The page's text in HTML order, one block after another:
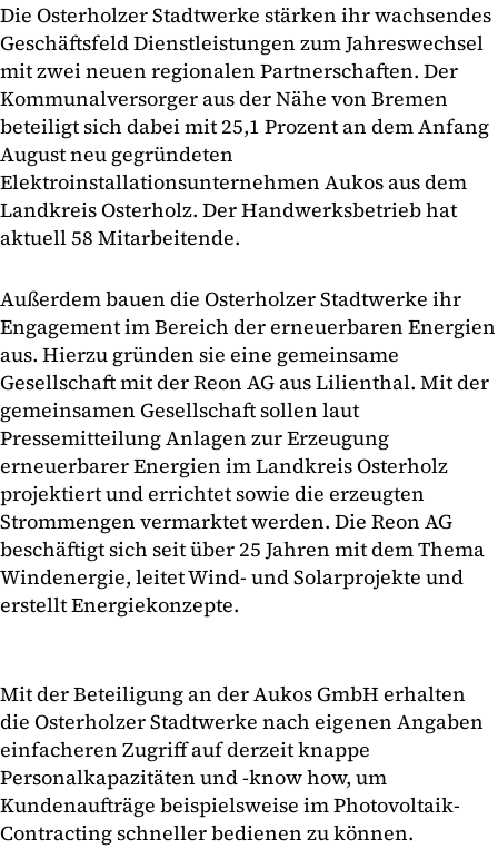
Die Osterholzer Stadtwerke stärken ihr wachsendes
Geschäftsfeld Dienstleistungen zum Jahreswechsel
mit zwei neuen regionalen Partnerschaften. Der
Kommunalversorger aus der Nähe von Bremen
beteiligt sich dabei mit 25,1 Prozent an dem Anfang
August neu gegründeten
Elektroinstallationsunternehmen Aukos aus dem
Landkreis Osterholz. Der Handwerksbetrieb hat
aktuell 58 Mitarbeitende.
Außerdem bauen die Osterholzer Stadtwerke ihr
Engagement im Bereich der erneuerbaren Energien
aus. Hierzu gründen sie eine gemeinsame
Gesellschaft mit der Reon AG aus Lilienthal. Mit der
gemeinsamen Gesellschaft sollen laut
Pressemitteilung Anlagen zur Erzeugung
erneuerbarer Energien im Landkreis Osterholz
projektiert und errichtet sowie die erzeugten
Strommengen vermarktet werden. Die Reon AG
beschäftigt sich seit über 25 Jahren mit dem Thema
Windenergie, leitet Wind- und Solarprojekte und
erstellt Energiekonzepte.
Mit der Beteiligung an der Aukos GmbH erhalten
die Osterholzer Stadtwerke nach eigenen Angaben
einfacheren Zugriff auf derzeit knappe
Personalkapazitäten und -know how, um
Kundenaufträge beispielsweise im Photovoltaik-
Contracting schneller bedienen zu können.